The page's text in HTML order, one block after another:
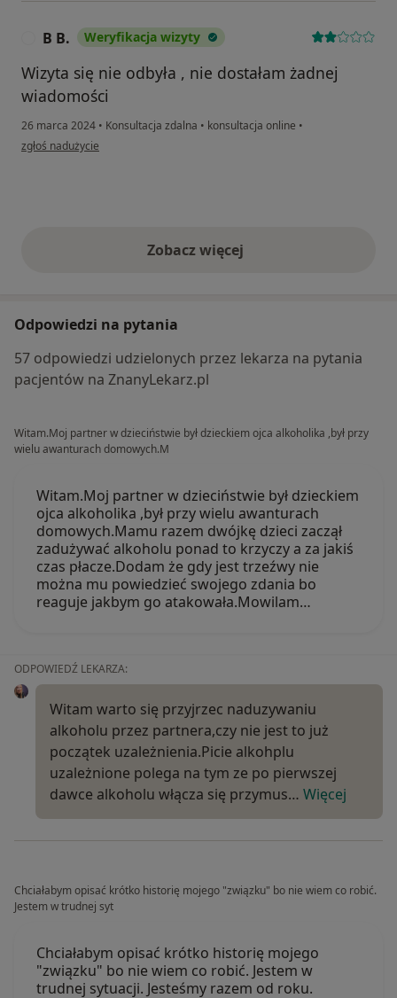
B B. Weryfikacja wizyty
Wizyta się nie odbyła , nie dostałam żadnej
wiadomości
26 marca 2024 • Konsultacja zdalna • konsultacja online •
w opinii użytkownika B B.
zgłoś nadużycie
Zobacz więcejopinie powyżej
Odpowiedzi na pytania
57 odpowiedzi udzielonych przez lekarza na pytania
pacjentów na ZnanyLekarz.pl
Witam.Moj partner w dzieciństwie był dzieckiem ojca alkoholika ,był przy
wielu awanturach domowych.M
Witam.Moj partner w dzieciństwie był dzieckiem
ojca alkoholika ,był przy wielu awanturach
domowych.Mamu razem dwójkę dzieci zaczął
zadużywać alkoholu ponad to krzyczy a za jakiś
czas płacze.Dodam że gdy jest trzeźwy nie
można mu powiedzieć swojego zdania bo
reaguje jakbym go atakowała.Mowilam…
ODPOWIEDŹ LEKARZA:
Witam warto się przyjrzec naduzywaniu
alkoholu przez partnera,czy nie jest to już
początek uzależnienia.Picie alkohplu
uzależnione polega na tym ze po pierwszej
dawce alkoholu włącza się przymus… Więcej
Chciałabym opisać krótko historię mojego "związku" bo nie wiem co robić.
Jestem w trudnej syt
Chciałabym opisać krótko historię mojego
"związku" bo nie wiem co robić. Jestem w
trudnej sytuacji. Jesteśmy razem od roku.